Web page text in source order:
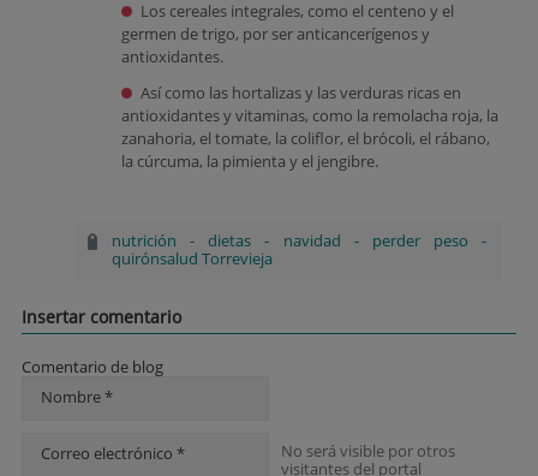
Los cereales integrales, como el centeno y el
germen de trigo, por ser anticancerígenos y
antioxidantes.
Así como las hortalizas y las verduras ricas en
antioxidantes y vitaminas, como la remolacha roja, la
zanahoria, el tomate, la coliflor, el brócoli, el rábano,
la cúrcuma, la pimienta y el jengibre.
nutrición -dietas - navidad - perder peso -
quirónsalud Torrevieja
Insertar comentario
Comentario de blog
Nombre *
Correo electrónico *
No será visible por otros
visitantes del portal